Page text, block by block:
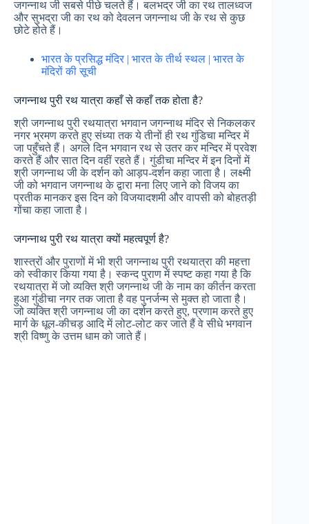
जगन्नाथ जी सबसे पीछे चलते हैं। बलभद्र जी का रथ तालध्वज
और सुभद्रा जी का रथ को देवलन जगन्नाथ जी के रथ से कुछ
छोटे होते हैं।
भारत के प्रसिद्ध मंदिर | भारत के तीर्थ स्थल | भारत के
मंदिरों की सूची
जगन्नाथ पुरी रथ यात्रा कहाँ से कहाँ तक होता है?
श्री जगन्नाथ पुरी रथयात्रा भगवान जगन्नाथ मंदिर से निकलकर
नगर भ्रमण करते हुए संध्या तक ये तीनों ही रथ गुंडिचा मन्दिर में
जा पहुँचते हैं। अगले दिन भगवान रथ से उतर कर मन्दिर में प्रवेश
करते हैं और सात दिन वहीं रहते हैं। गुंडीचा मन्दिर में इन दिनों में
श्री जगन्नाथ जी के दर्शन को आड़प-दर्शन कहा जाता है। लक्ष्मी
जी को भगवान जगन्नाथ के द्वारा मना लिए जाने को विजय का
प्रतीक मानकर इस दिन को विजयादशमी और वापसी को बोहतड़ी
गोंचा कहा जाता है।
जगन्नाथ पुरी रथ यात्रा क्यों महत्वपूर्ण है?
शास्त्रों और पुराणों में भी श्री जगन्नाथ पुरी रथयात्रा की महत्ता
को स्वीकार किया गया है। स्कन्द पुराण में स्पष्ट कहा गया है कि
रथयात्रा में जो व्यक्ति श्री जगन्नाथ जी के नाम का कीर्तन करता
हुआ गुंडीचा नगर तक जाता है वह पुनर्जन्म से मुक्त हो जाता है।
जो व्यक्ति श्री जगन्नाथ जी का दर्शन करते हुए, प्रणाम करते हुए
मार्ग के धूल-कीचड़ आदि में लोट-लोट कर जाते हैं वे सीधे भगवान
श्री विष्णु के उत्तम धाम को जाते हैं।